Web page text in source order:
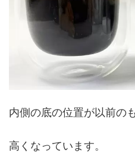
内側の底の位置が以前の
高くなっています。